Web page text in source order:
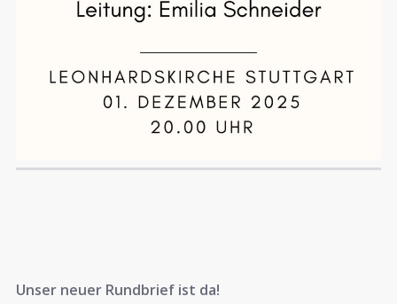
Unser neuer Rundbrief ist da!